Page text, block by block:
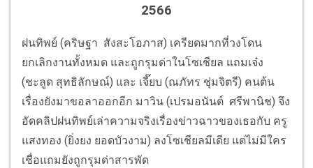
2566
ฝนทิพย์ (คริษฐา สังสะโอภาส) เครียดมากที่วงโดน
ยกเลิกงานทั้งหมด และถูกรุมด่าในโซเชียล แถมเจ๋ง
(ชะลูด สุทธิลักษณ์) และ เจี๊ยบ (ณภัทร ชุ่มจิตรี) คนต้น
เรื่องยังมาขอลาออกอีก มาวิน (เปรมอนันต์ ศรีพานิช) จึง
อัดคลิปฝนทิพย์เล่าความจริงเรื่องข่าวฉาวของเธอกับ ครู
แสงทอง (ยิ่งยง ยอดบัวงาม) ลงโซเชียลมีเดีย แต่ไม่มีใคร
เชื่อแถมยังถูกรุมด่าสารพัด